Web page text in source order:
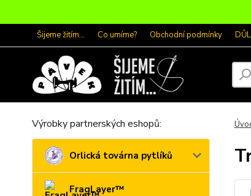
Šijeme žitím... Co umíme? Obchodní podmínky
Výrobky partnerských eshopů:
Orlická továrna pytlíků
FragLayer™